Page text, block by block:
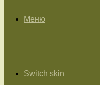
Меню
Switch skin